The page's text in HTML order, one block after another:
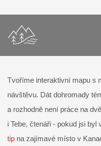
Tvoříme interaktivní mapu s
návštěvu. Dát dohromady
a rozhodně není práce na
i Tebe, čtenáři - pokud jsi byl
tip na zajímavé místo v